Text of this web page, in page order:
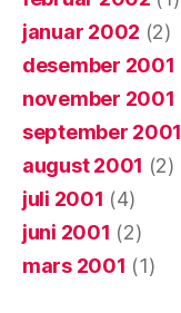
januar 2002 (2)
desember 2001
november 2001
september 2001
august 2001 (2)
juli 2001 (4)
juni 2001 (2)
mars 2001 (1)